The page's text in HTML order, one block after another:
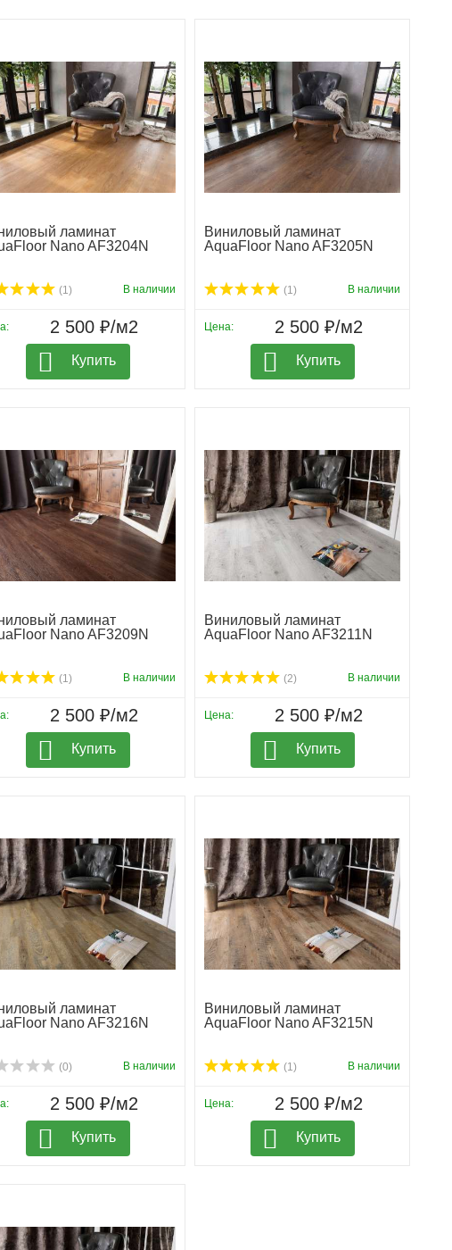
ламинат
Nano AF3204N
(1) В наличии
2 500 ₽/м2
Купить
Виниловый ламинат
AquaFloor Nano AF3205N
(1) В наличии
Цена: 2 500 ₽/м2
Купить
ламинат
Nano AF3209N
(1) В наличии
2 500 ₽/м2
Купить
Виниловый ламинат
AquaFloor Nano AF3211N
(2) В наличии
Цена: 2 500 ₽/м2
Купить
ламинат
Nano AF3216N
(0) В наличии
2 500 ₽/м2
Купить
Виниловый ламинат
AquaFloor Nano AF3215N
(1) В наличии
Цена: 2 500 ₽/м2
Купить